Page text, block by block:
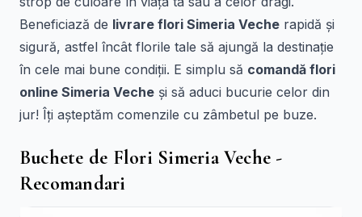
Beneficiază de livrare flori Simeria Veche rapidă și
sigură, astfel încât florile tale să ajungă la destinație
în cele mai bune condiții. E simplu să comandă flori
online Simeria Veche și să aduci bucurie celor din
jur! Îți așteptăm comenzile cu zâmbetul pe buze.
Buchete de Flori Simeria Veche -
Recomandari